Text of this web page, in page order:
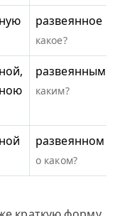
развеянное
какое?
развеянным
каким?
развеянном
о каком?